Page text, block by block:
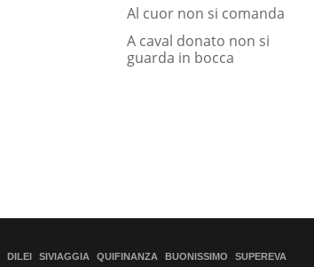
Al cuor non si comanda
A caval donato non si
guarda in bocca
DILEI SIVIAGGIA QUIFINANZA BUONISSIMO SUPEREVA